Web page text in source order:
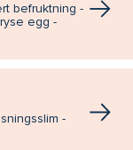
befruktning -
egg -
-